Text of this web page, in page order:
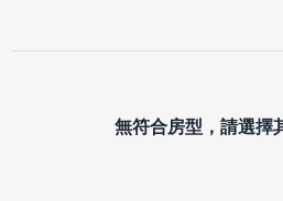
無符合房型，請選擇